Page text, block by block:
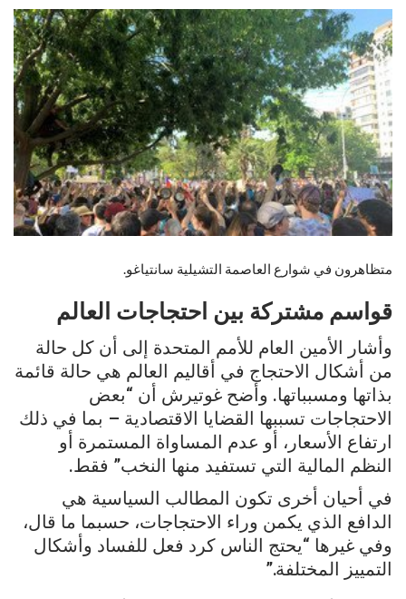
متظاهرون في شوارع العاصمة التشيلية سانتياغو.
قواسم مشتركة بين احتجاجات العالم
وأشار الأمين العام للأمم المتحدة إلى أن كل حالة
من أشكال الاحتجاج في أقاليم العالم هي حالة قائمة
بذاتها ومسبباتها. وأضح غوتيرش أن “بعض
الاحتجاجات تسببها القضايا الاقتصادية – بما في ذلك
ارتفاع الأسعار، أو عدم المساواة المستمرة أو
النظم المالية التي تستفيد منها النخب” فقط.
في أحيان أخرى تكون المطالب السياسية هي
الدافع الذي يكمن وراء الاحتجاجات، حسبما ما قال،
وفي غيرها “يحتج الناس كرد فعل للفساد وأشكال
التمييز المختلفة.”